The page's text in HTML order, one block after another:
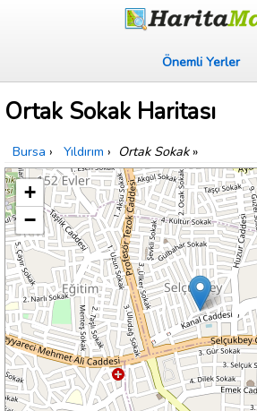
Önemli Yerler
Ortak Sokak Haritası
Bursa › Yıldırım › Ortak Sokak»
+
−